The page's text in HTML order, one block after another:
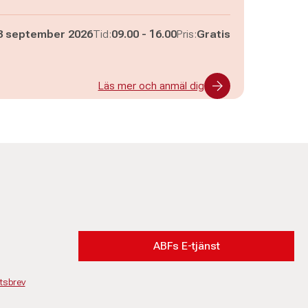
september 2026Tid:Pågår mellan
09.00 - och
16.00Pris:Gratis
Läs mer och anmäl dig
ABFs E-tjänst